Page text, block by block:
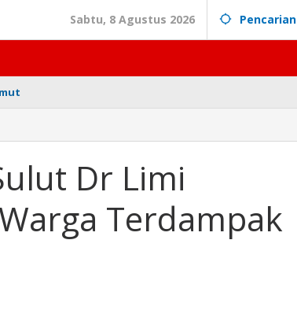
Sabtu, 8 Agustus 2026 Pencarian
Dr Limi
Terdampak